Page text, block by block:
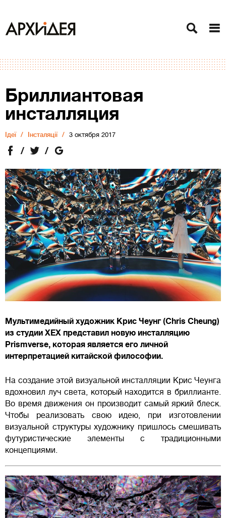
Бриллиантовая
инсталляция
Ідеї Інсталяції 3 октября 2017
Мультимедийный художник Крис Чеунг (Chris Cheung)
из студии XEX представил новую инсталляцию
Prismverse, которая является его личной
интерпретацией китайской философии.
На создание этой визуальной инсталляции Крис Чеунга
вдохновил луч света, который находится в бриллианте.
Во время движения он производит самый яркий блеск.
Чтобы реализовать свою идею, при изготовлении
визуальной структуры художнику пришлось смешивать
футуристические элементы с традиционными
концепциями.